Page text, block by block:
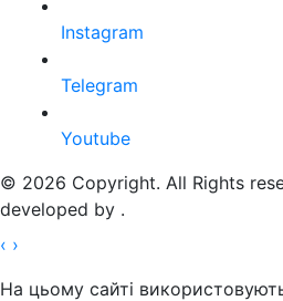
Instagram
Telegram
Youtube
© 2026 Copyright. All Rights
developed by .
‹ ›
На цьому сайті